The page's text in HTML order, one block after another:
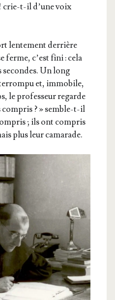
t-il d’une voix
len­te­ment der­rière
ferme, c’est fini : cela
secondes. Un long
et, immo­bile,
le pro­fes­seur regarde
com­pris ? » semble-t-il
; ils ont com­pris
plus leur camarade.